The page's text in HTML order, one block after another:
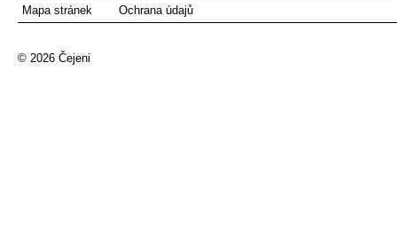
Mapa stránek Ochrana údajů
© 2026 Čejeni